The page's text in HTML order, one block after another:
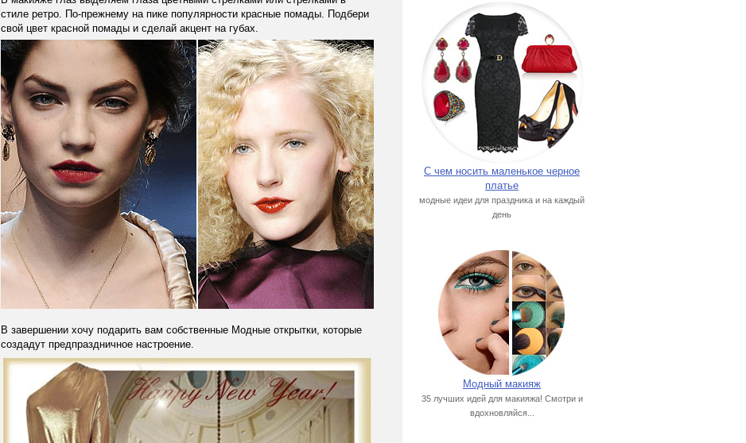
стиле ретро. По-прежнему на пике популярности красные помады. Подбери
свой цвет красной помады и сделай акцент на губах.
В завершении хочу подарить вам собственные Модные открытки, которые
создадут предпраздничное настроение.
С чем носить маленькое черное
платье
модные идеи для праздника и на каждый
день
Модный макияж
35 лучших идей для макияжа! Смотри и
вдохновляйся...